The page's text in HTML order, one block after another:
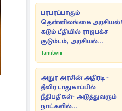
பரபரப்பாகும்
தென்னிலங்கை அரசியல்!
கடும் பீதியில் ராஜபக்ச
குடும்பம், அரசியல்
நட்புகள்
Tamilwin
அநுர அரசின் அதிரடி -
தீவிர பாதுகாப்பில்
நீதிபதிகள்- அடுத்துவரும்
நாட்களில்